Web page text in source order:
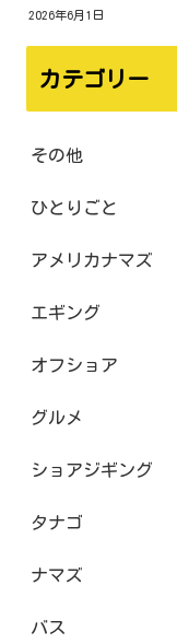
2026年6月1日
カテゴリー
その他
ひとりごと
アメリカナマズ
エギング
オフショア
グルメ
ショアジギング
タナゴ
ナマズ
バス